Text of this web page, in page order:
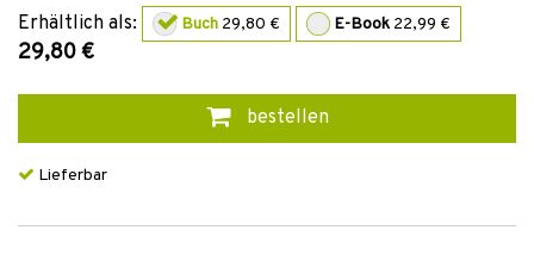
Erhältlich als: Buch 29,80 € E-Book 22,99 €
29,80 €
bestellen
Lieferbar